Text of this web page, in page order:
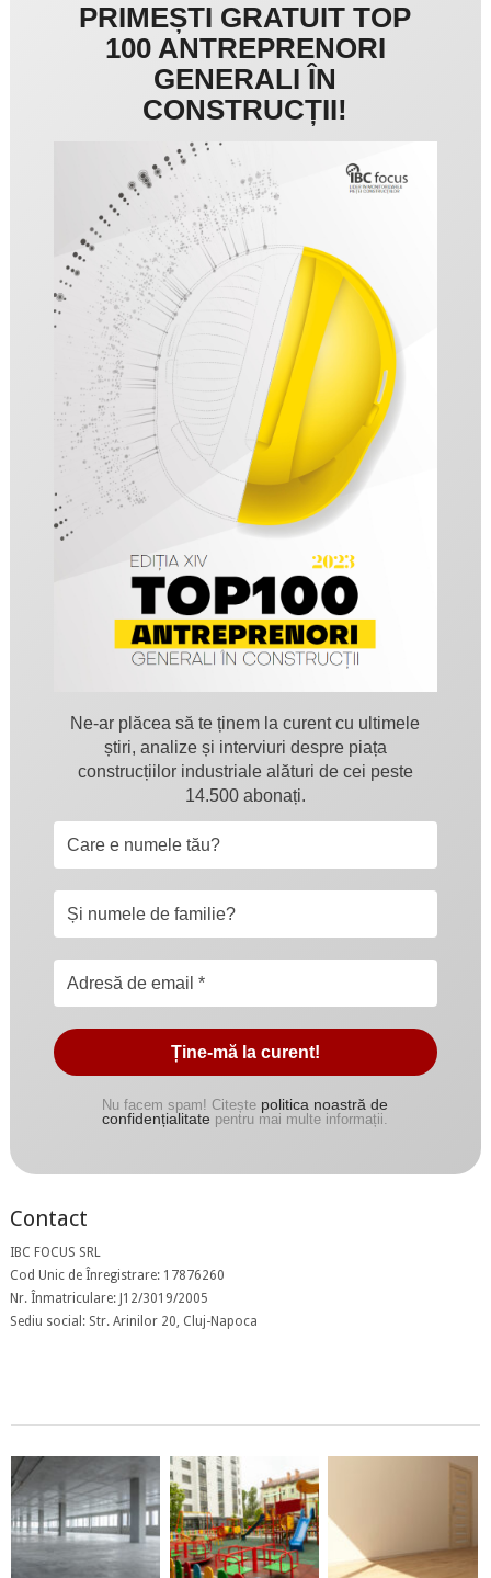
PRIMEȘTI GRATUIT TOP
100 ANTREPRENORI
GENERALI ÎN
CONSTRUCȚII!
Ne-ar plăcea să te ținem la curent cu ultimele
știri, analize și interviuri despre piața
construcțiilor industriale alături de cei peste
14.500 abonați.
Nu facem spam! Citește politica noastră de
confidențialitate pentru mai multe informații.
Contact
IBC FOCUS SRL
Cod Unic de Înregistrare: 17876260
Nr. Înmatriculare: J12/3019/2005
Sediu social: Str. Arinilor 20, Cluj-Napoca